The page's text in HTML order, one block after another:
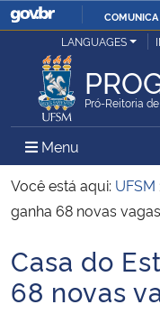
COMUNICA
Ministério da Justiça e
Ministério da Defesa
Ministério das Relações
Ministério da Infraestrutura
LANGUAGES
Pró-Reitoria
Menu Menu
Você está aqui: UFSM
ganha 68 novas
Início do conteúdo
Casa do
68 novas